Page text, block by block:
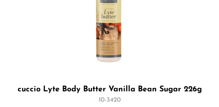
cuccio Lyte Body Butter Vanilla Bean Sugar 226g
10-3420